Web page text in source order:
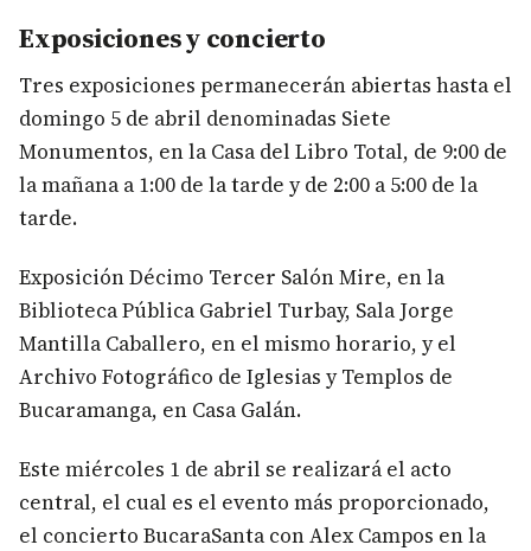
Exposiciones y concierto
Tres exposiciones permanecerán abiertas hasta el
domingo 5 de abril denominadas Siete
Monumentos, en la Casa del Libro Total, de 9:00 de
la mañana a 1:00 de la tarde y de 2:00 a 5:00 de la
tarde.
Exposición Décimo Tercer Salón Mire, en la
Biblioteca Pública Gabriel Turbay, Sala Jorge
Mantilla Caballero, en el mismo horario, y el
Archivo Fotográfico de Iglesias y Templos de
Bucaramanga, en Casa Galán.
Este miércoles 1 de abril se realizará el acto
central, el cual es el evento más proporcionado,
el concierto BucaraSanta con Alex Campos en la